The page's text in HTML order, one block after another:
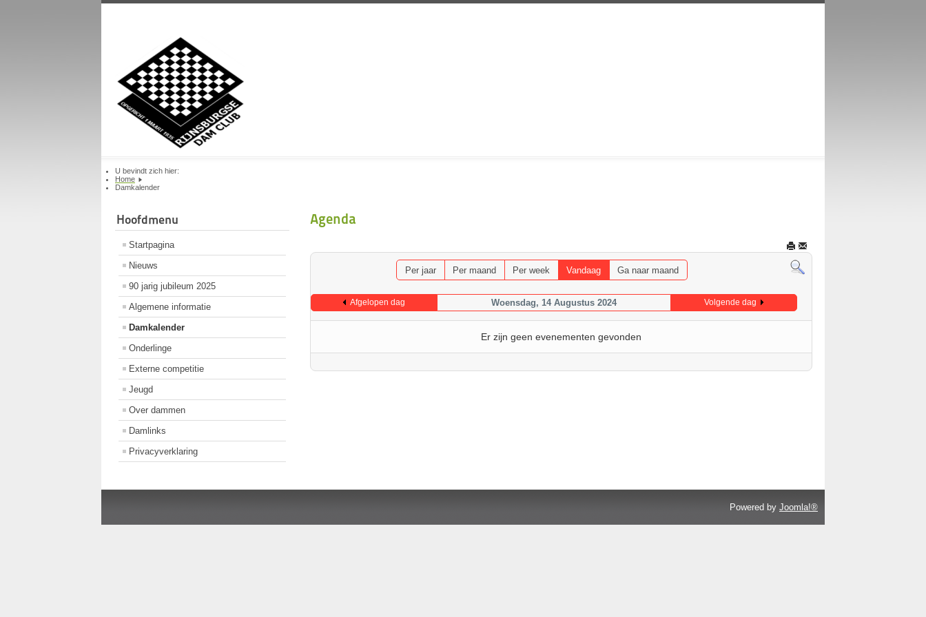
U bevindt zich hier:
Home
Damkalender
Hoofdmenu
Startpagina
Nieuws
90 jarig jubileum 2025
Algemene informatie
Damkalender
Onderlinge
Externe competitie
Jeugd
Over dammen
Damlinks
Privacyverklaring
Agenda
Per jaar Per maand Per week Vandaag Ga naar maand
Afgelopen dag Woensdag, 14 Augustus 2024 Volgende dag
Er zijn geen evenementen gevonden
Powered by Joomla!®